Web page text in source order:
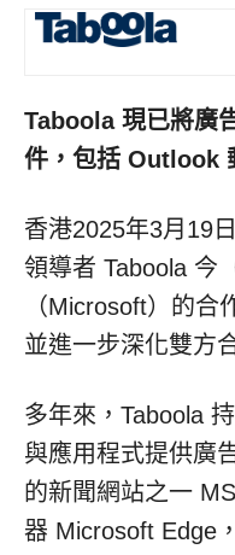
Taboola 現已將廣
件，包括 Outlook
香港2025年3月19日
領導者 Taboola 今
（Microsoft）的合
並進一步深化雙方
多年來，Taboola
與應用程式提供廣
的新聞網站之一
器 Microsoft Edge